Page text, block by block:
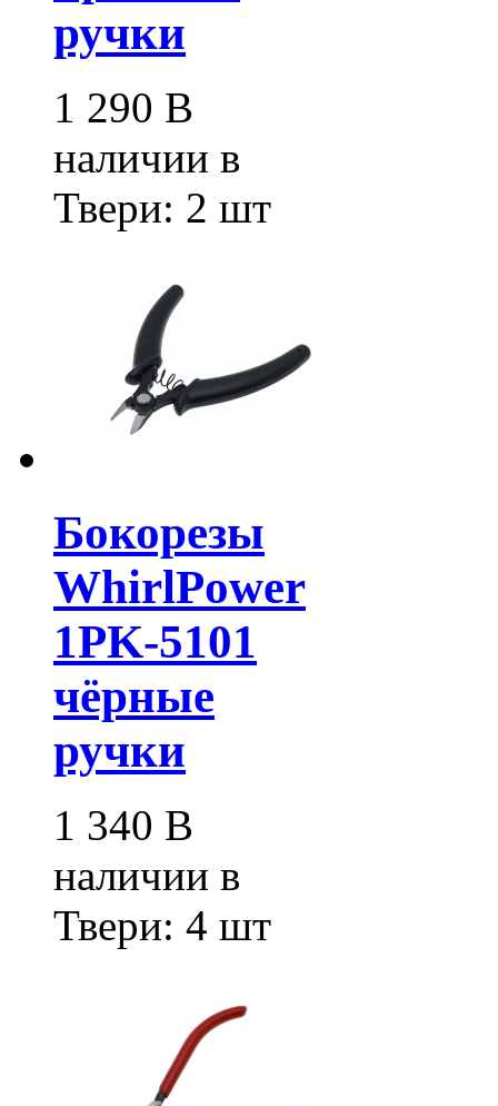
ручки
1 290 В
наличии в
Твери: 2 шт
Бокорезы
WhirlPower
1PK-5101
чёрные
ручки
1 340 В
наличии в
Твери: 4 шт